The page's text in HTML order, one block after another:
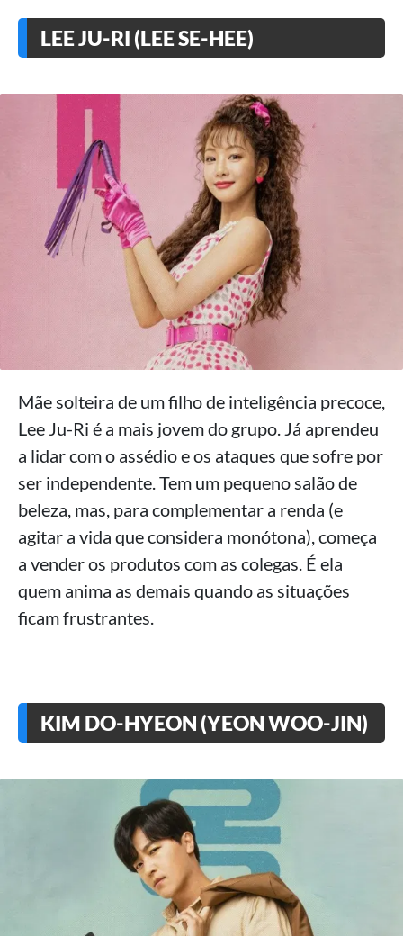
LEE JU-RI (LEE SE-HEE)
Mãe solteira de um filho de inteligência precoce,
Lee Ju-Ri é a mais jovem do grupo. Já aprendeu
a lidar com o assédio e os ataques que sofre por
ser independente. Tem um pequeno salão de
beleza, mas, para complementar a renda (e
agitar a vida que considera monótona), começa
a vender os produtos com as colegas. É ela
quem anima as demais quando as situações
ficam frustrantes.
KIM DO-HYEON (YEON WOO-JIN)